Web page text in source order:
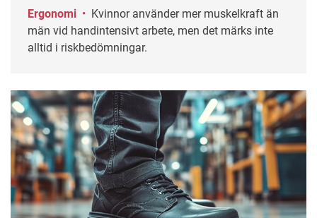
Ergonomi •
män vid handintensivt arbete, men det märks inte
alltid i riskbedömningar.